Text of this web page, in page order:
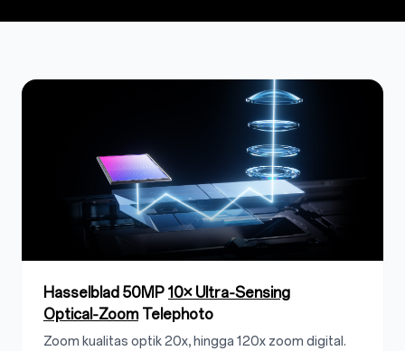
Hasselblad 50MP 10× Ultra‑Sensing
Optical‑ZoomTelephoto
Zoom kualitas optik 20x, hingga 120x zoom digital.